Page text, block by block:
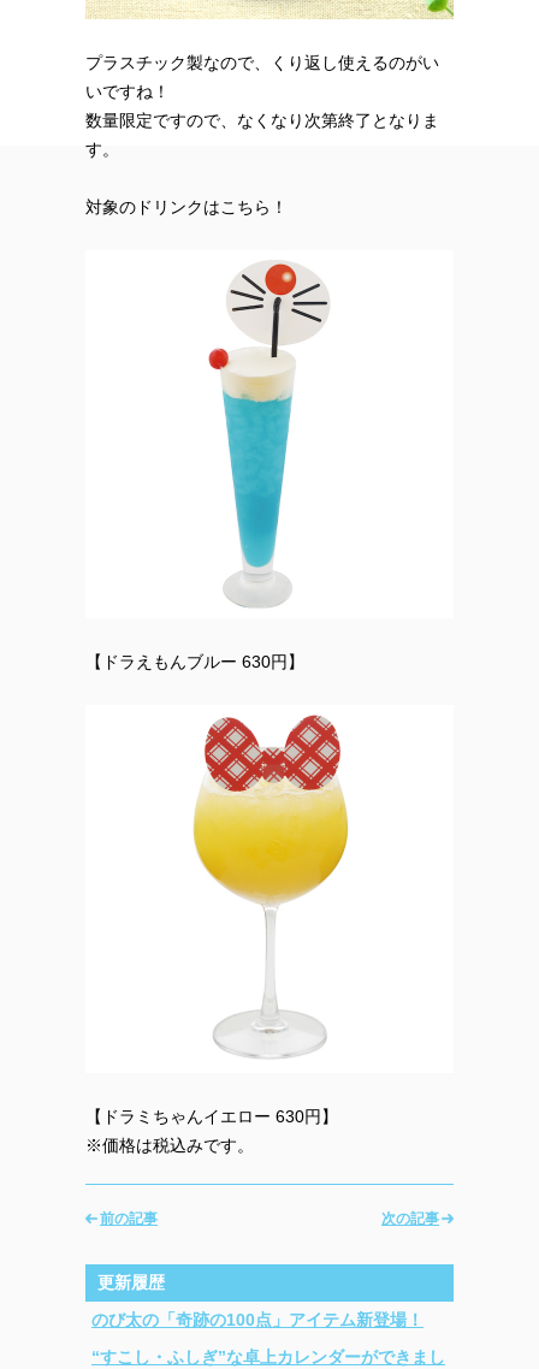
プラスチック製なので、くり返し使えるのがい
いですね！
数量限定ですので、なくなり次第終了となりま
す。
対象のドリンクはこちら！
【ドラえもんブルー 630円】
【ドラミちゃんイエロー 630円】
※価格は税込みです。
次の記事
前の記事
更新履歴
のび太の「奇跡の100点」アイテム新登場！
“すこし・ふしぎ”な卓上カレンダーができまし